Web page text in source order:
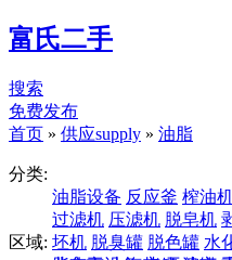
富氏二手
搜索
免费发布
首页 » 供应supply » 油脂
分类:
油脂设备 反应釜 榨油
过滤机 压滤机 脱皂机
坯机 脱臭罐 脱色罐 水
区域: